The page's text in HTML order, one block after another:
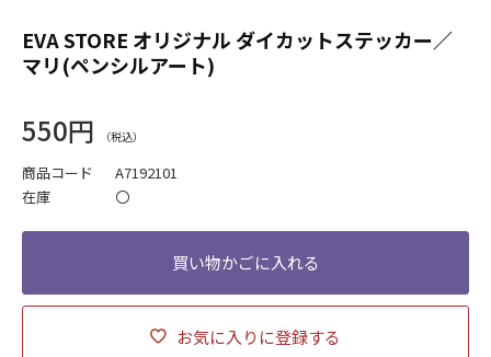
EVA STORE オリジナル ダイカットステッカー／
マリ(ペンシルアート)
550円
商品コード
A7192101
在庫
〇
お気に入りに登録する